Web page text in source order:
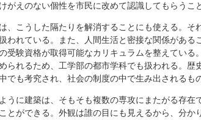
がえのない個性を市民に改めて認識してもらうこ
、こうした隔たりを解消することにも使える。そ
われている。また、人間生活と密接な関係があ
受験資格が取得可能なカリキュラムを整えてい
られるため、工学部の都市学科でも扱われる。
でも考究され、社会の制度の中で生み出されるも
うに建築は、そもそも複数の専攻にまたがる存在
とができる。外観は誰の目にも見えるから、分